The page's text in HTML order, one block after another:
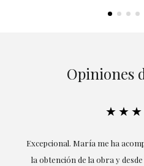
Opiniones
Excepcional. María me ha
la obtención de la obra y